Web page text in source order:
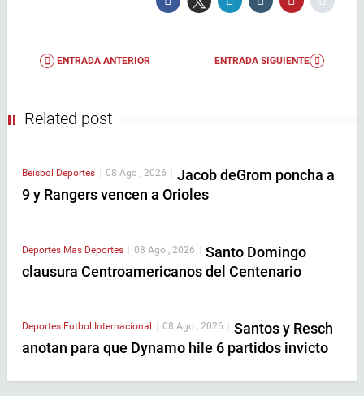
ENTRADA ANTERIOR ENTRADA SIGUIENTE
Related post
Beisbol Deportes 08 Ago , 2026
Jacob deGrom poncha a
9 y Rangers vencen a Orioles
Deportes Mas Deportes | 08 Ago , 2026 | Santo Domingo
clausura Centroamericanos del Centenario
Deportes Futbol Internacional 08 Ago , 2026
Santos y Resch
anotan para que Dynamo hile 6 partidos invicto